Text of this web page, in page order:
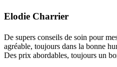
Elodie Charrier
De supers conseils de soin pour
agréable, toujours dans la bonne
Des prix abordables, toujours un